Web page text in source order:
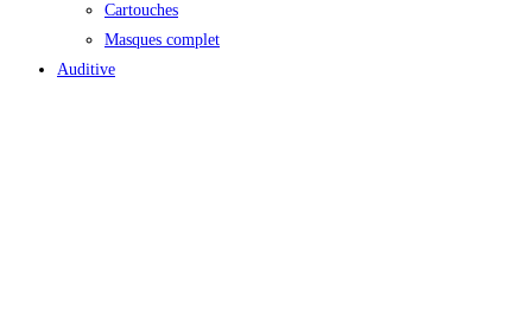
Cartouches
Masques complet
Auditive